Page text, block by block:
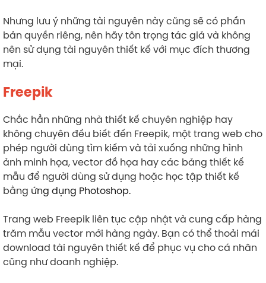
Nhưng lưu ý những tài nguyên này cũng sẽ có phần
bản quyền riêng, nên hãy tôn trọng tác giả và không
nên sử dụng tài nguyên thiết kế với mục đích thương
mại.
Freepik
Chắc hẳn những nhà thiết kế chuyên nghiệp hay
không chuyên đều biết đến Freepik, một trang web cho
phép người dùng tìm kiếm và tải xuống những hình
ảnh minh họa, vector đồ họa hay các bảng thiết kế
mẫu để người dùng sử dụng hoặc học tập thiết kế
bằng ứng dụng Photoshop.
Trang web Freepik liên tục cập nhật và cung cấp hàng
trăm mẫu vector mới hàng ngày. Bạn có thể thoải mái
download tài nguyên thiết kế để phục vụ cho cá nhân
cũng như doanh nghiệp.